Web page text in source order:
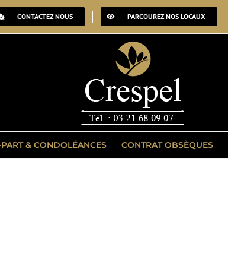
CONTACTEZ-NOUS PARCOUREZ NOS LOCAUX
& CONDOLÉANCES CONTRAT OBSÈQUES